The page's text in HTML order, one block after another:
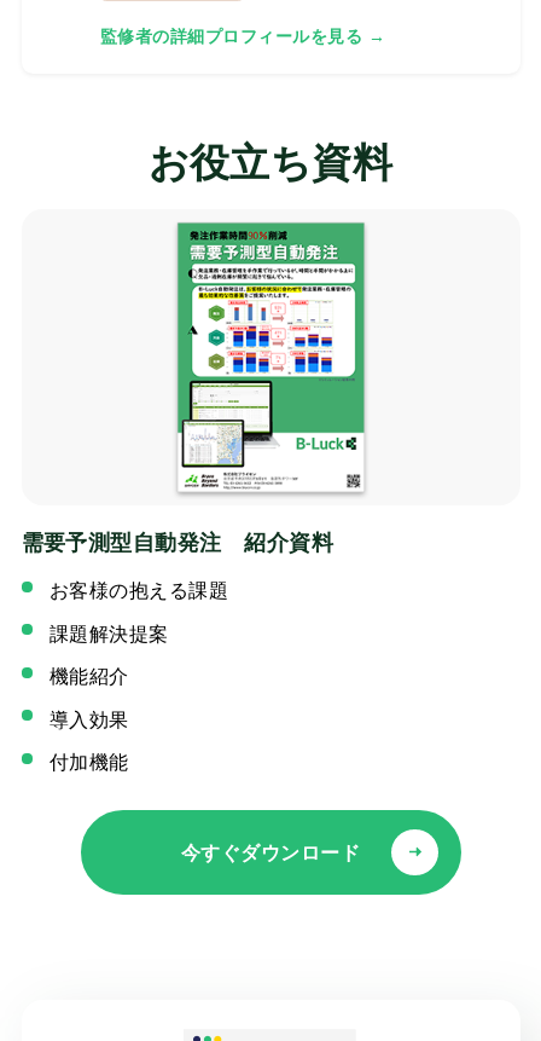
監修者の詳細プロフィールを見る →
お役立ち資料
需要予測型自動発注 紹介資料
お客様の抱える課題
課題解決提案
機能紹介
導入効果
付加機能
今すぐダウンロード